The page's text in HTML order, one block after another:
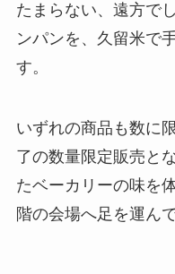
たまらない、遠方で
ンパンを、久留米で
す。
いずれの商品も数に
了の数量限定販売と
たベーカリーの味を
階の会場へ足を運ん